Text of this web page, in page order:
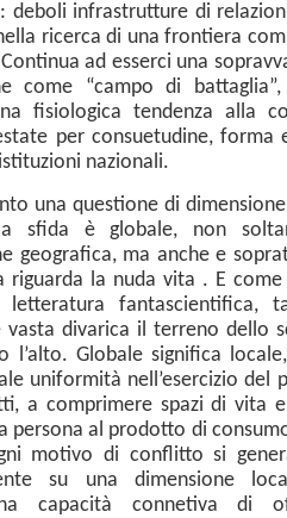
deboli infrastrutture di
ricerca di una frontiera
ad esserci una
come “campo di battaglia”,
fisiologica tendenza alla
per consuetudine, forma
nazionali.
una questione di
sfida è globale, non
geografica, ma anche e
riguarda la nuda vita . E
fantascientifica,
vasta divarica il terreno dello
l’alto. Globale significa
uniformità nell’esercizio del
a comprimere spazi di vita
persona al prodotto di
motivo di conflitto si
su una dimensione
capacità connetiva di